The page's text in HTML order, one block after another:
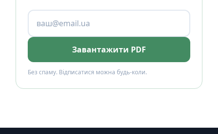
Завантажити PDF
Без спаму. Відписатися можна будь-коли.